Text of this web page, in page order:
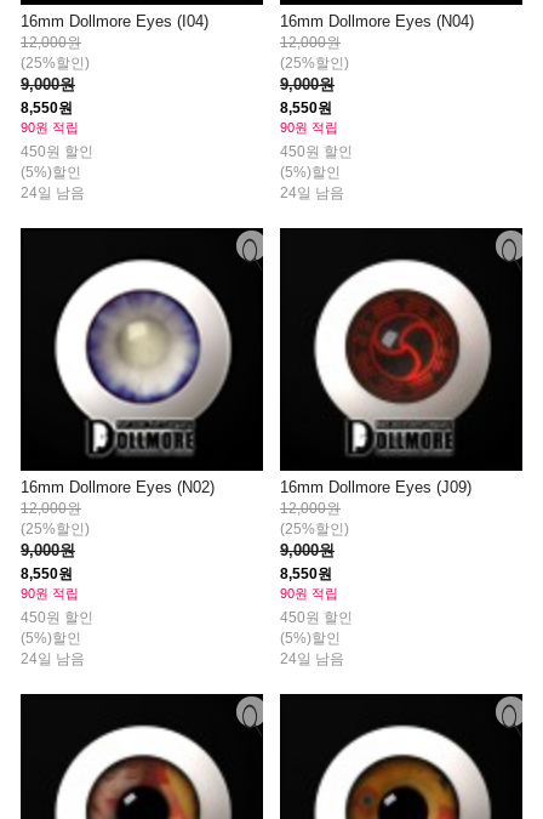
16mm Dollmore Eyes (I04)
12,000원
(25%할인)
9,000원
8,550원
90원 적립
450원 할인
(5%)할인
24일 남음
16mm Dollmore Eyes (N04)
12,000원
(25%할인)
9,000원
8,550원
90원 적립
450원 할인
(5%)할인
24일 남음
16mm Dollmore Eyes (N02)
12,000원
(25%할인)
9,000원
8,550원
90원 적립
450원 할인
(5%)할인
24일 남음
16mm Dollmore Eyes (J09)
12,000원
(25%할인)
9,000원
8,550원
90원 적립
450원 할인
(5%)할인
24일 남음